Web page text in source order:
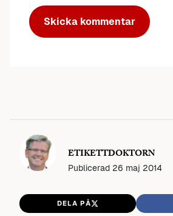
ETIKETTDOKTORN
Publicerad 26 maj 2014
DELA PÅ